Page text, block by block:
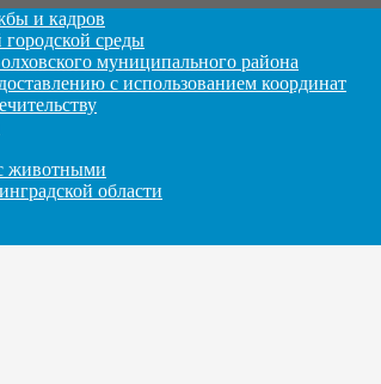
и кадров
среды
муниципального района
с использованием координат
животными
области